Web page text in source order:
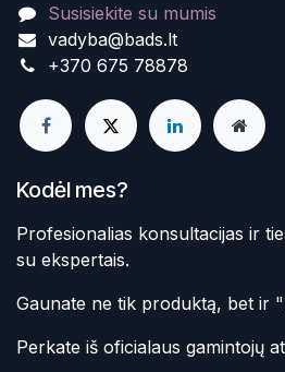
Susisiekite su mumis
vadyba@bads.lt
+370 675 78878
Kodėl mes?
Profesionalias konsultacijas ir
su ekspertais.
Gaunate ne tik produktą, bet ir
Perkate iš oficialaus gamintojų